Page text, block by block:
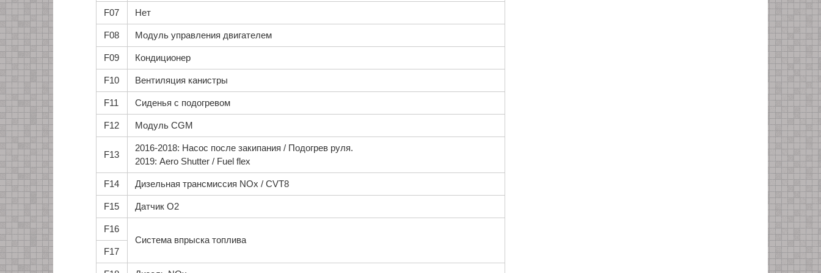
F07 Нет
F08 Модуль управления двигателем
F09 Кондиционер
F10 Вентиляция канистры
F11 Сиденья с подогревом
F12 Модуль CGM
F13
2016-2018: Насос после закипания / Подогрев руля.
2019: Aero Shutter / Fuel flex
F14 Дизельная трансмиссия NOx / CVT8
F15 Датчик O2
F16
Система впрыска топлива
F17